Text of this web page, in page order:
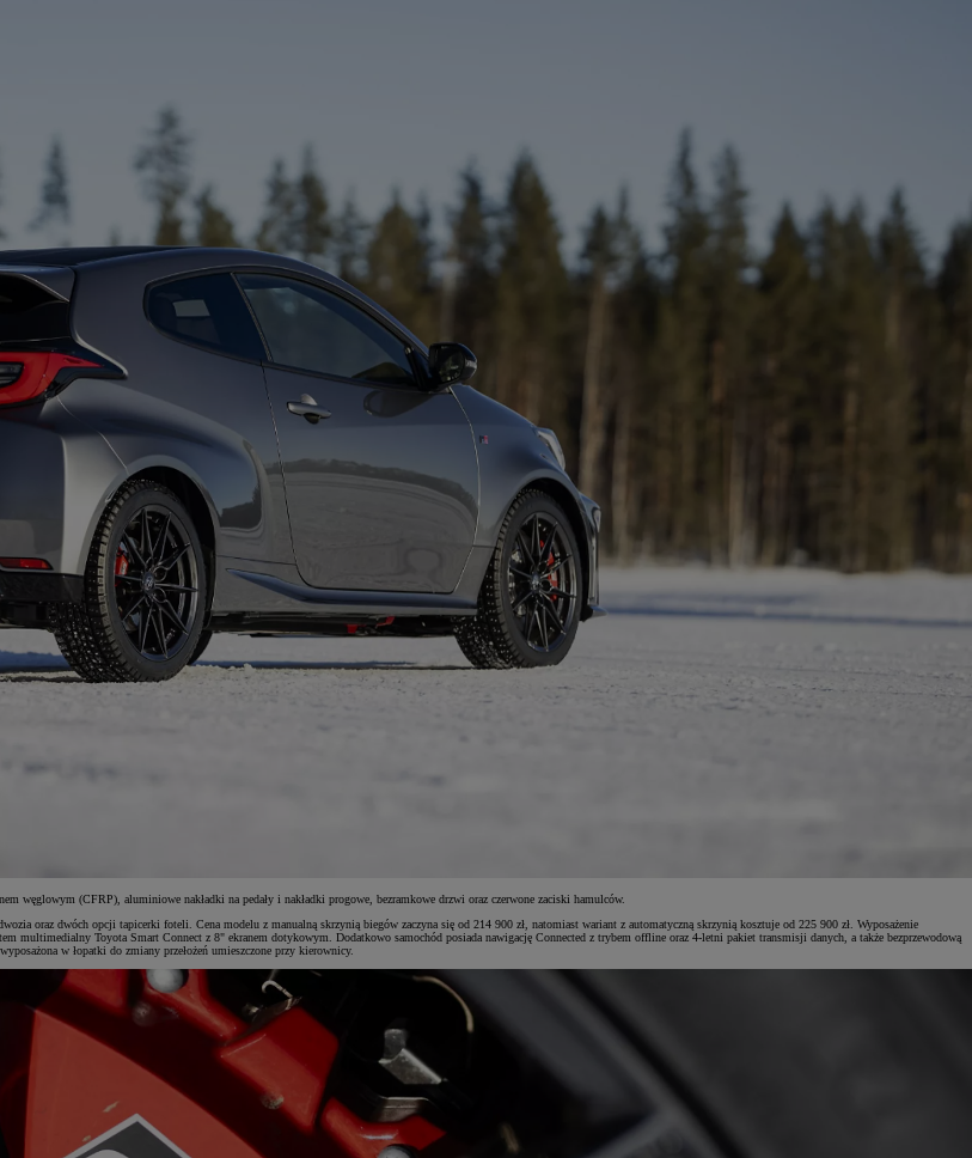
węglowym (CFRP), aluminiowe nakładki na pedały i nakładki progowe, bezramkowe drzwi oraz czerwone zaciski hamulców.
oraz dwóch opcji tapicerki foteli. Cena modelu z manualną skrzynią biegów zaczyna się od 214 900 zł, natomiast wariant z automatyczną skrzynią kosztuje od 225 900 zł. Wyposażenie
multimedialny Toyota Smart Connect z 8" ekranem dotykowym. Dodatkowo samochód posiada nawigację Connected z trybem offline oraz 4-letni pakiet transmisji danych, a także bezprzewodową
w łopatki do zmiany przełożeń umieszczone przy kierownicy.